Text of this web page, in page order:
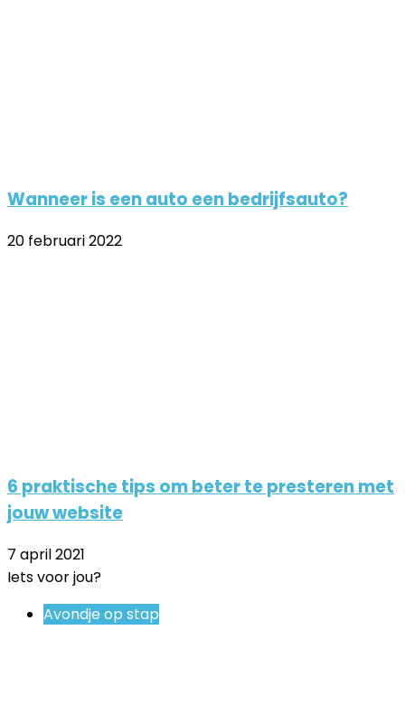
Wanneer is een auto een bedrijfsauto?
20 februari 2022
6 praktische tips om beter te presteren met
jouw website
7 april 2021
Iets voor jou?
Close
Avondje op stap